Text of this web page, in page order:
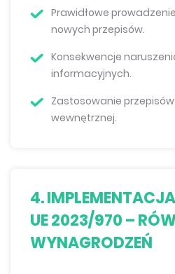
Prawidłowe
nowych przepisów.
Konsekwencje
informacyjnych.
Zastosowanie
wewnętrznej.
4.
UE 2023/970 –
WYNAGRODZEŃ